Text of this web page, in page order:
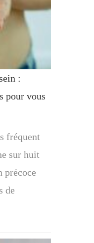
:
pour vous
fréquent
sur huit
précoce
de